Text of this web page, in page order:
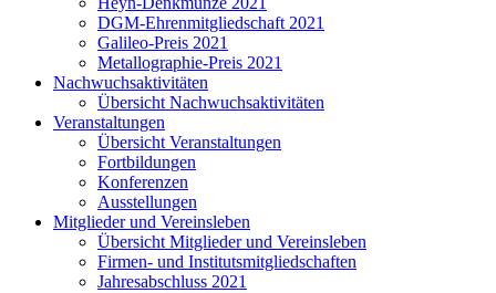
DGM-Ehrenmitgliedschaft 2021
Galileo-Preis 2021
Metallographie-Preis 2021
Nachwuchsaktivitäten
Übersicht Nachwuchsaktivitäten
Veranstaltungen
Übersicht Veranstaltungen
Fortbildungen
Konferenzen
Ausstellungen
Mitglieder und Vereinsleben
Übersicht Mitglieder und Vereinsleben
Firmen- und Institutsmitgliedschaften
Jahresabschluss 2021